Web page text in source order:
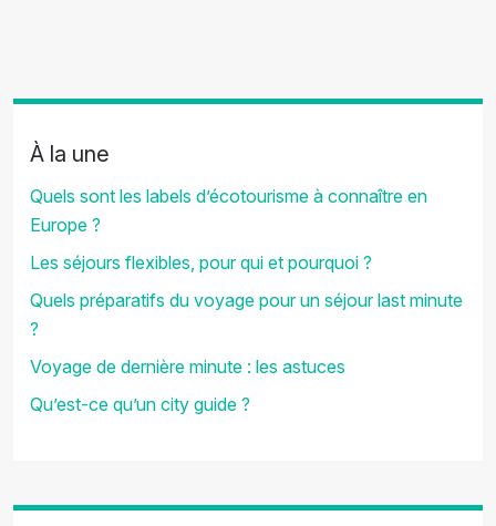
À la une
Quels sont les labels d’écotourisme à connaître en
Europe ?
Les séjours flexibles, pour qui et pourquoi ?
Quels préparatifs du voyage pour un séjour last minute
?
Voyage de dernière minute : les astuces
Qu’est-ce qu’un city guide ?